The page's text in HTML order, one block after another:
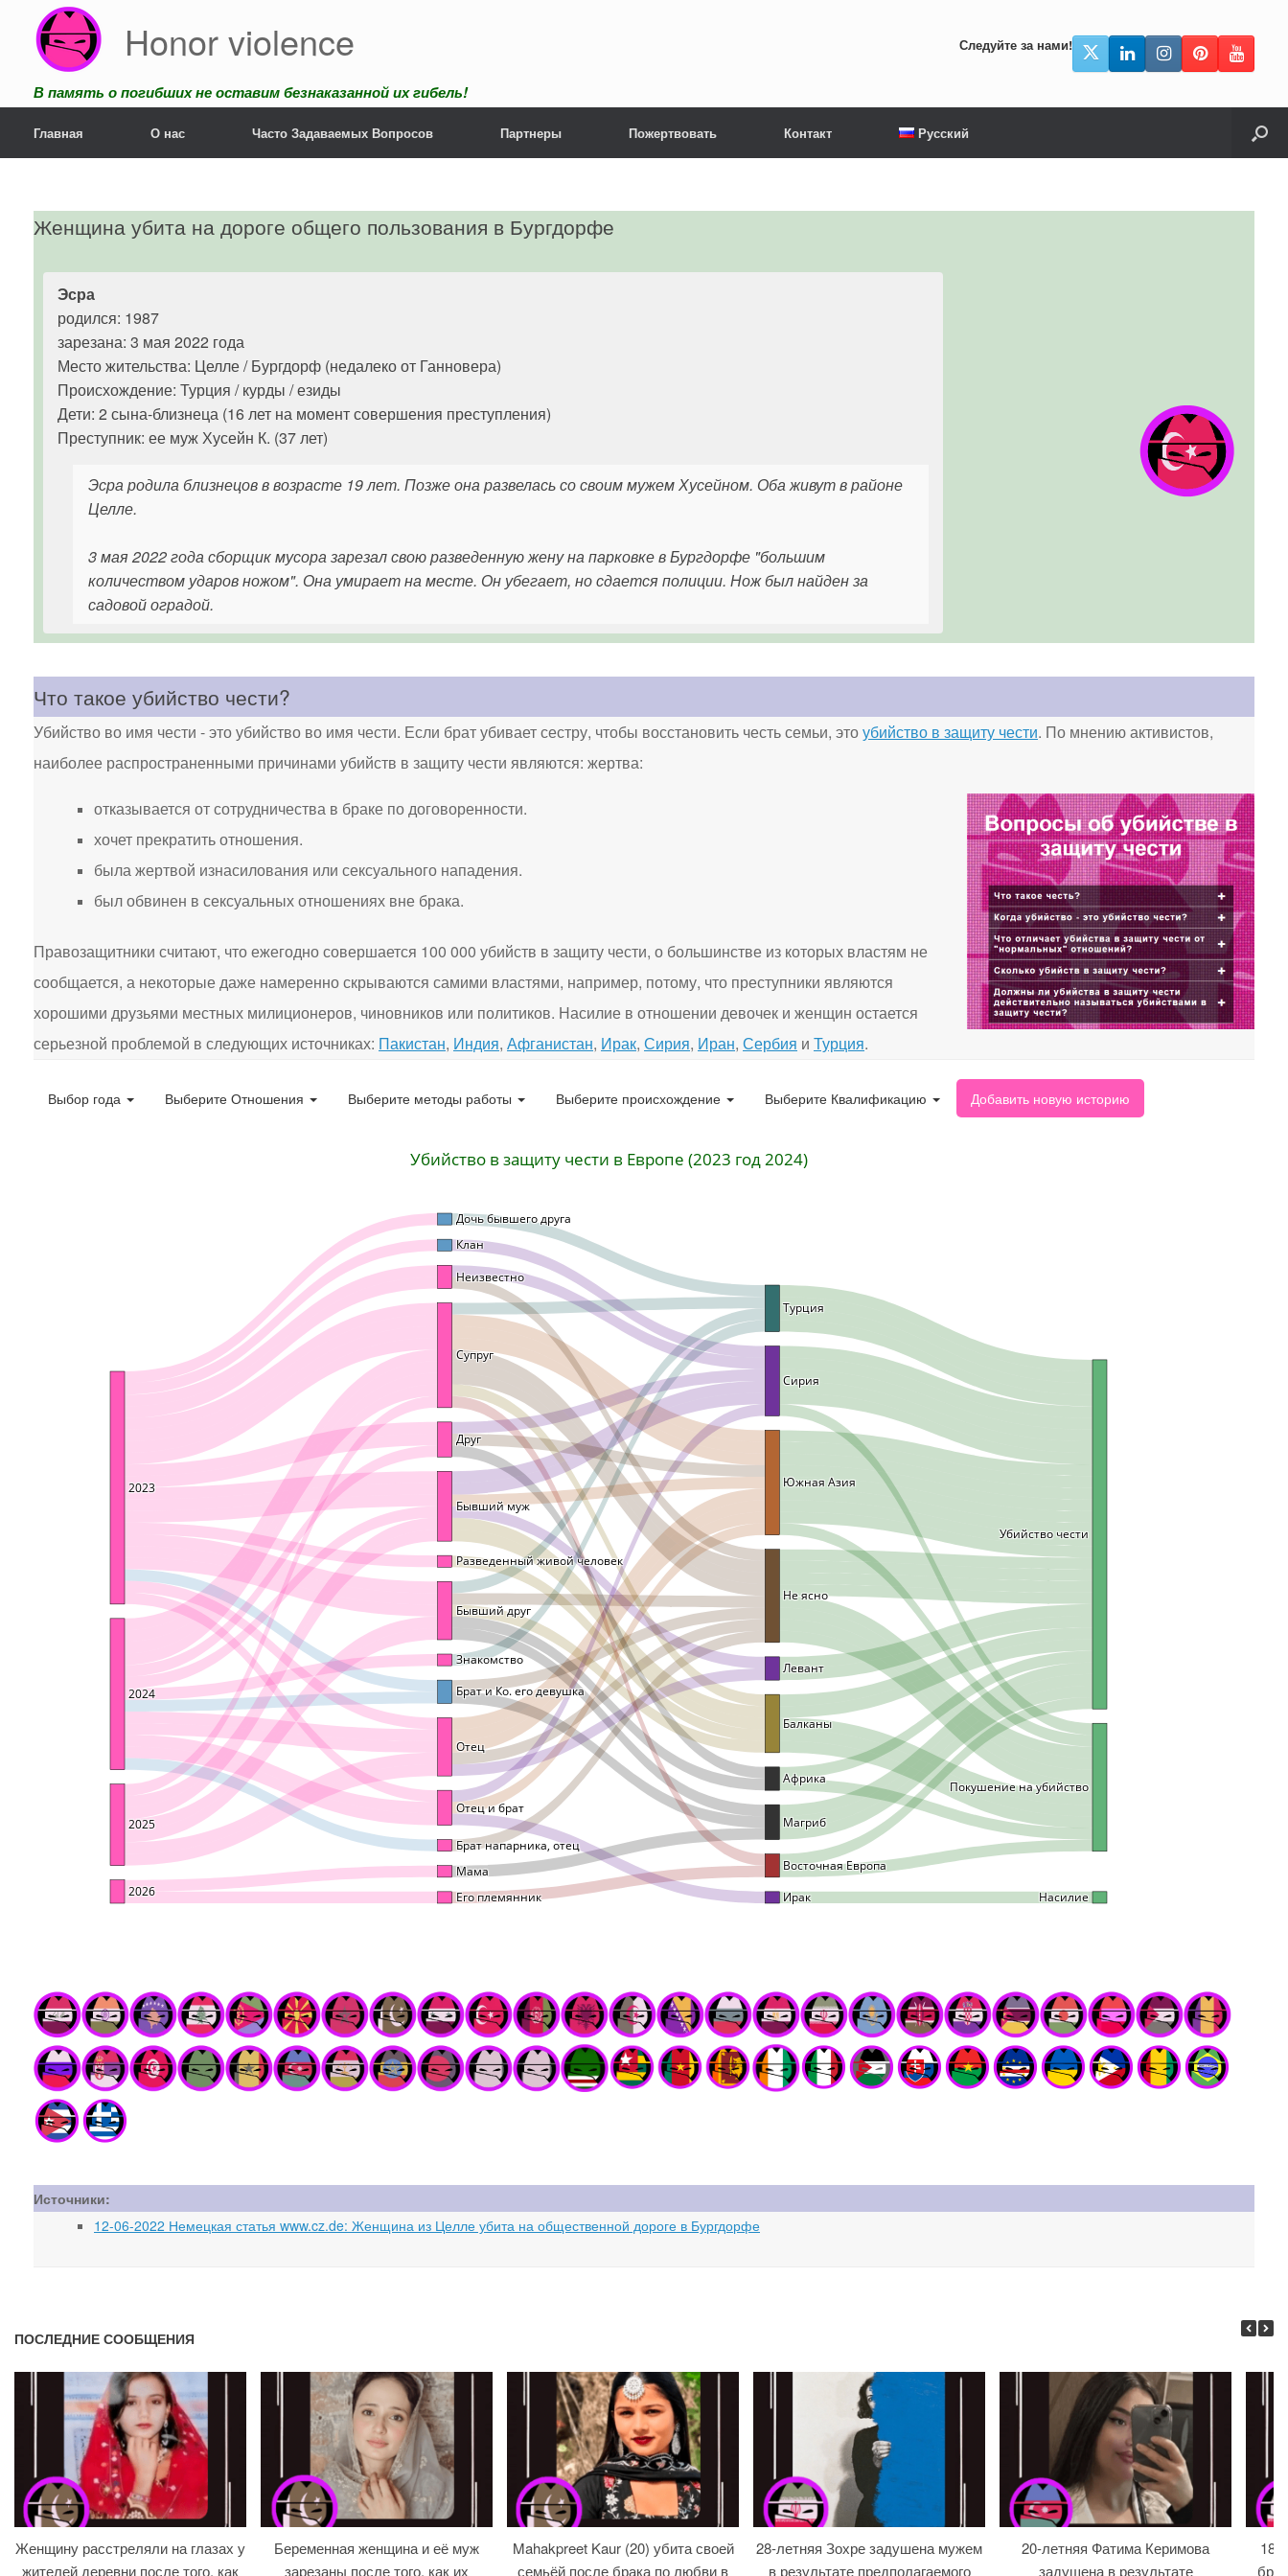
содержанию
Honor violence
В память о погибших не оставим безнаказанной их гибель!
Следуйте за нами!
Главная О нас Часто Задаваемых Вопросов Партнеры Пожертвовать Контакт Русский
Женщина убита на дороге общего пользования в Бургдорфе
Эсра
родился: 1987
зарезана: 3 мая 2022 года
Место жительства: Целле / Бургдорф (недалеко от Ганновера)
Происхождение: Турция / курды / езиды
Дети: 2 сына-близнеца (16 лет на момент совершения преступления)
Преступник: ее муж Хусейн К. (37 лет)
Эсра родила близнецов в возрасте 19 лет. Позже она развелась со своим мужем Хусейном. Оба живут в районе
Целле.
3 мая 2022 года сборщик мусора зарезал свою разведенную жену на парковке в Бургдорфе "большим
количеством ударов ножом". Она умирает на месте. Он убегает, но сдается полиции. Нож был найден за
садовой оградой.
Что такое убийство чести?
Убийство во имя чести - это убийство во имя чести. Если брат убивает сестру, чтобы восстановить честь семьи, этоубийство в защиту чести. По мнению активистов,
наиболее распространенными причинами убийств в защиту чести являются: жертва:
отказывается от сотрудничества в браке по договоренности.
хочет прекратить отношения.
была жертвой изнасилования или сексуального нападения.
был обвинен в сексуальных отношениях вне брака.
Правозащитники считают, что ежегодно совершается 100 000 убийств в защиту чести, о большинстве из которых властям не
сообщается, а некоторые даже намеренно скрываются самими властями, например, потому, что преступники являются
хорошими друзьями местных милиционеров, чиновников или политиков. Насилие в отношении девочек и женщин остается
серьезной проблемой в следующих источниках: Пакистан, Индия, Афганистан, Ирак, Сирия, Иран, Сербия и Турция.
Источники:
12-06-2022 Немецкая статья www.cz.de: Женщина из Целле убита на общественной дороге в Бургдорфе
ПОСЛЕДНИЕ СООБЩЕНИЯ
Женщину расстреляли на глазах у
жителей деревни после того, как
Беременная женщина и её муж
зарезаны после того, как их
Mahakpreet Kaur (20) убита своей
семьёй после брака по любви в
28-летняя Зохре задушена мужем
в результате предполагаемого
20-летняя Фатима Керимова
задушена в результате
18-